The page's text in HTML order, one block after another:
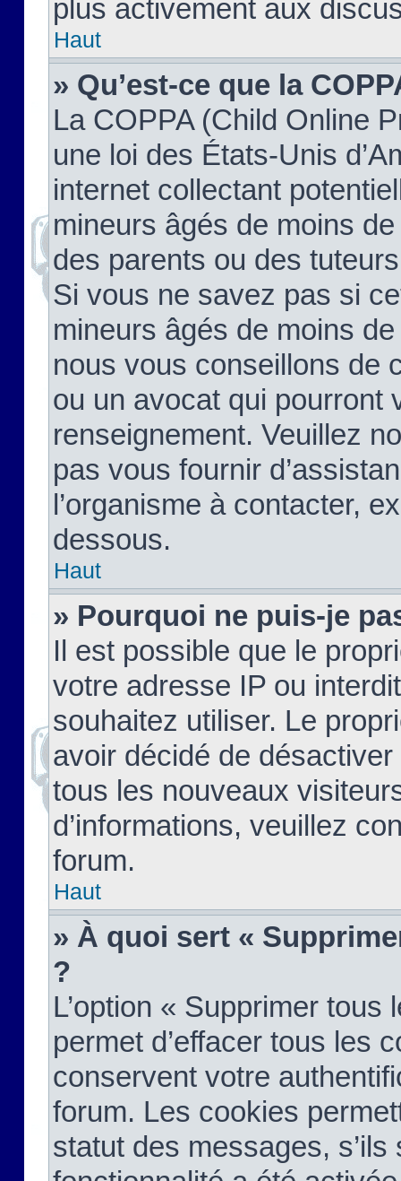
plus activement aux
Haut
» Qu’est-ce que la
La COPPA (Child Online
une loi des États-Unis
internet collectant
mineurs âgés de moins
des parents ou des
Si vous ne savez pas si
mineurs âgés de moins
nous vous conseillons de
ou un avocat qui pourront
renseignement. Veuillez
pas vous fournir
l’organisme à contacter,
dessous.
Haut
» Pourquoi ne puis-je
Il est possible que le
votre adresse IP ou
souhaitez utiliser. Le
avoir décidé de
tous les nouveaux
d’informations, veuillez
forum.
Haut
» À quoi sert «
?
L’option « Supprimer
permet d’effacer tous les
conservent votre
forum. Les cookies
statut des messages,